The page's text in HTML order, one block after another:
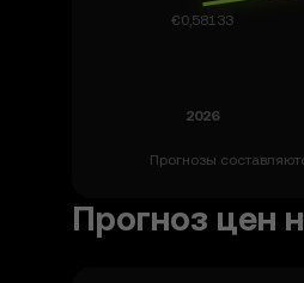
Прогнозы
Прогноз цен